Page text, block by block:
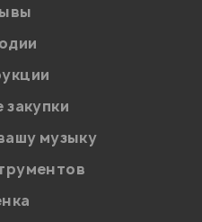
музыку